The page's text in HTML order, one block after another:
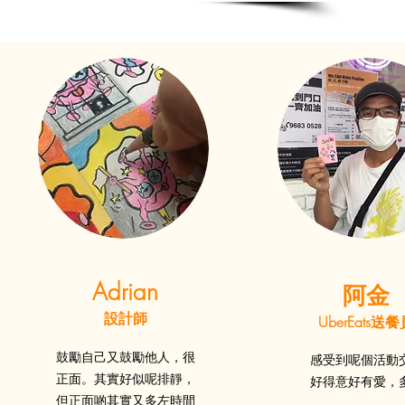
Adrian
設計師
鼓勵自己又鼓勵他人，很
正面。其實好似呢排靜，
但正面啲其實又多左時間
阿金
UberEats送餐
感受到呢個活動
好得意好有愛，